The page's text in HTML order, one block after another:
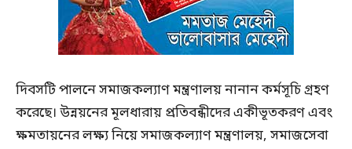
দিবসটি পালনে সমাজকল্যাণ মন্ত্রণালয় নানান কর্মসূচি গ্রহণ
করেছে। উন্নয়নের মূলধারায় প্রতিবন্ধীদের একীভূতকরণ এবং
ক্ষমতায়নের লক্ষ্য নিয়ে সমাজকল্যাণ মন্ত্রণালয়, সমাজসেবা